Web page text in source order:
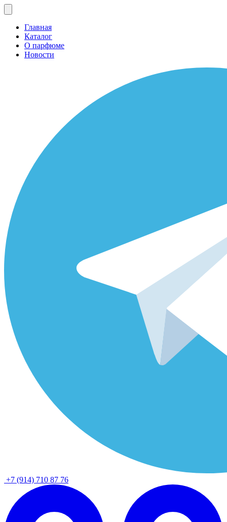
Главная
Каталог
О парфюме
Новости
+7 (914) 710 87 76